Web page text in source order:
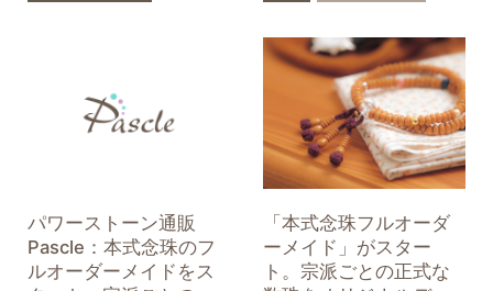
パワーストーン通販
Pascle：本式念珠のフ
ルオーダーメイドをス
「本式念珠フルオーダ
ーメイド」がスター
ト。宗派ごとの正式な